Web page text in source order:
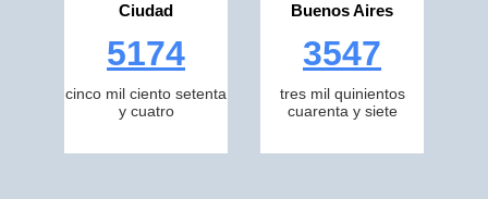
Ciudad
5174
cinco mil ciento setenta
y cuatro
Buenos Aires
3547
tres mil quinientos
cuarenta y siete